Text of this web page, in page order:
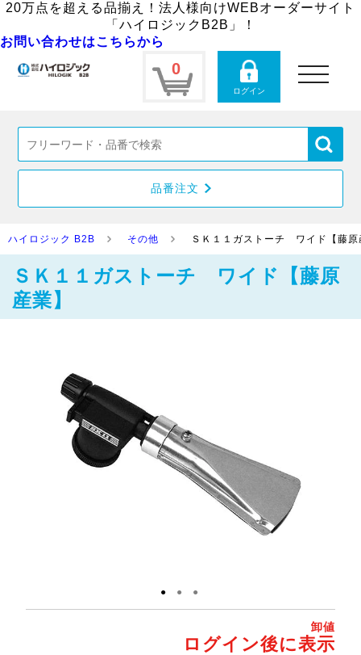
20万点を超える品揃え！法人様向けWEBオーダーサイト
「ハイロジックB2B」！
お問い合わせはこちらから
0
ログイン
toggle
navigation
品番注文
ハイロジック B2B その他 ＳＫ１１ガストーチ ワイド【藤原
ＳＫ１１ガストーチ ワイド【藤原
産業】
● ● ●
卸値
ログイン後に表示